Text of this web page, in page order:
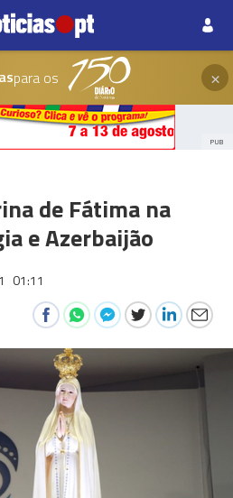
para os ×
PUB
de Fátima na
e Azerbaijão
01:11